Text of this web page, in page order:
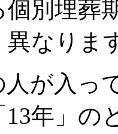
個別埋葬
なりま
人が入
13年」の